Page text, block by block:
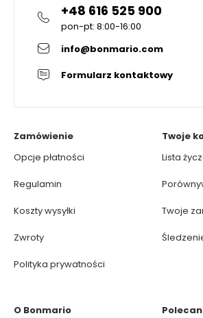
+48 616 525 900
pon-pt: 8:00-16:00
info@bonmario.com
Formularz kontaktowy
Zamówienie
Opcje płatności
Regulamin
Koszty wysyłki
Zwroty
Polityka prywatności
Twoje
Lista
Twoje
O Bonmario